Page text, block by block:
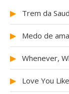
▶ Trem da
▶ Medo de
▶ Whenever,
▶ Love You